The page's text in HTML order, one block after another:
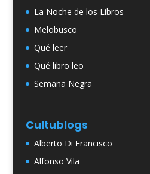
La Noche de los Libros
Melobusco
Qué leer
Qué libro leo
Semana Negra
Cultublogs
Alberto Di Francisco
Alfonso Vila